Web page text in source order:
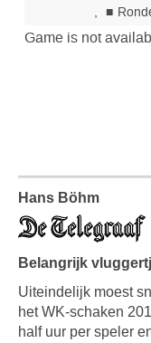
Hans Böhm
Belangrijk
Uiteindelijk moest
het WK-schaken
half uur per speler